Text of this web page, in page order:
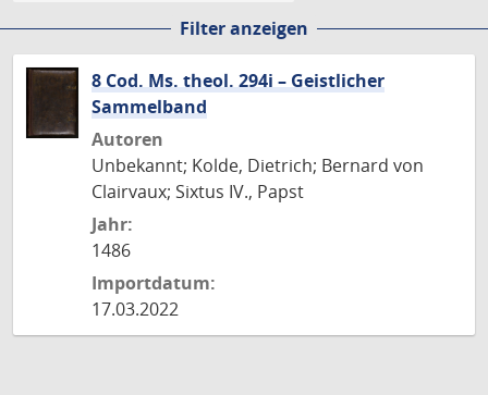
Filter anzeigen
8 Cod. Ms. theol. 294i – Geistlicher
Sammelband
Autoren
Unbekannt; Kolde, Dietrich; Bernard von
Clairvaux; Sixtus IV., Papst
Jahr:
1486
Importdatum:
17.03.2022